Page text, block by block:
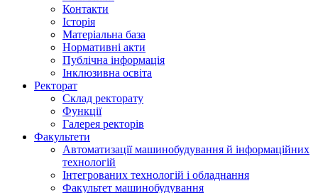
Контакти
Історія
Матеріальна база
Нормативні акти
Публічна інформація
Інклюзивна освіта
Ректорат
Склад ректорату
Функції
Галерея ректорів
Факультети
Автоматизації машинобудування й інформаційних
технологій
Інтегрованих технологій і обладнання
Факультет машинобудування